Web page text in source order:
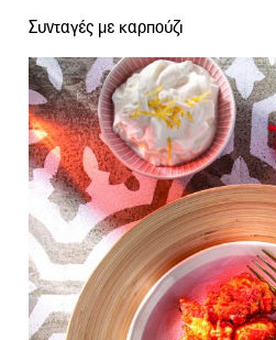
Συνταγές με καρπούζι